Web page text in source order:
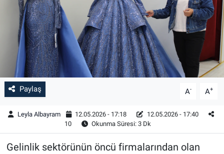
Paylaş A- A+
Leyla Albayram 12.05.2026 - 17:18
12.05.2026 - 17:40
10
Okunma Süresi: 3 Dk
Gelinlik sektörünün öncü firmalarından olan